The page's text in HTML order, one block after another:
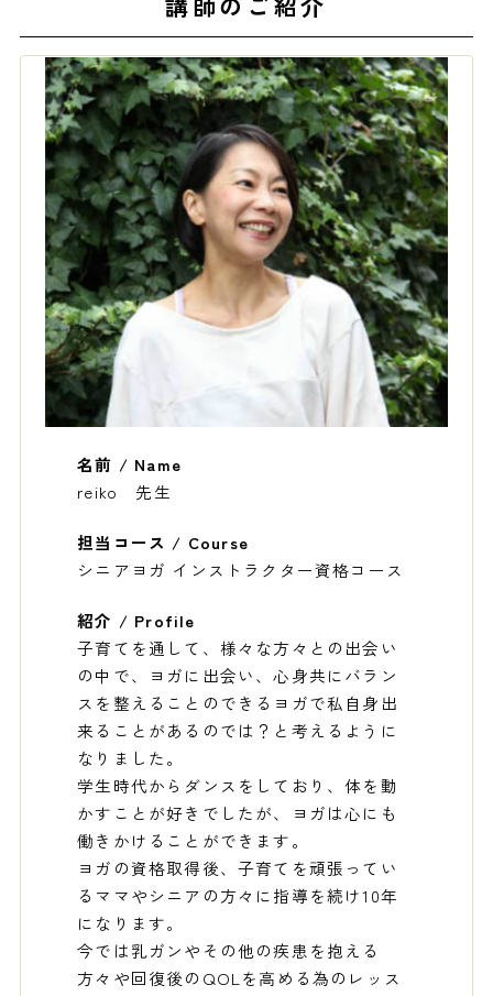
名前 / Name
reiko 先生
担当コース / Course
シニアヨガ インストラクター資格コース
紹介 / Profile
子育てを通して、様々な方々との出会い
の中で、ヨガに出会い、心身共にバラン
スを整えることのできるヨガで私自身出
来ることがあるのでは？と考えるように
なりました。
学生時代からダンスをしており、体を動
かすことが好きでしたが、ヨガは心にも
働きかけることができます。
ヨガの資格取得後、子育てを頑張ってい
るママやシニアの方々に指導を続け10年
になります。
今では乳ガンやその他の疾患を抱える
方々や回復後のQOLを高める為のレッス